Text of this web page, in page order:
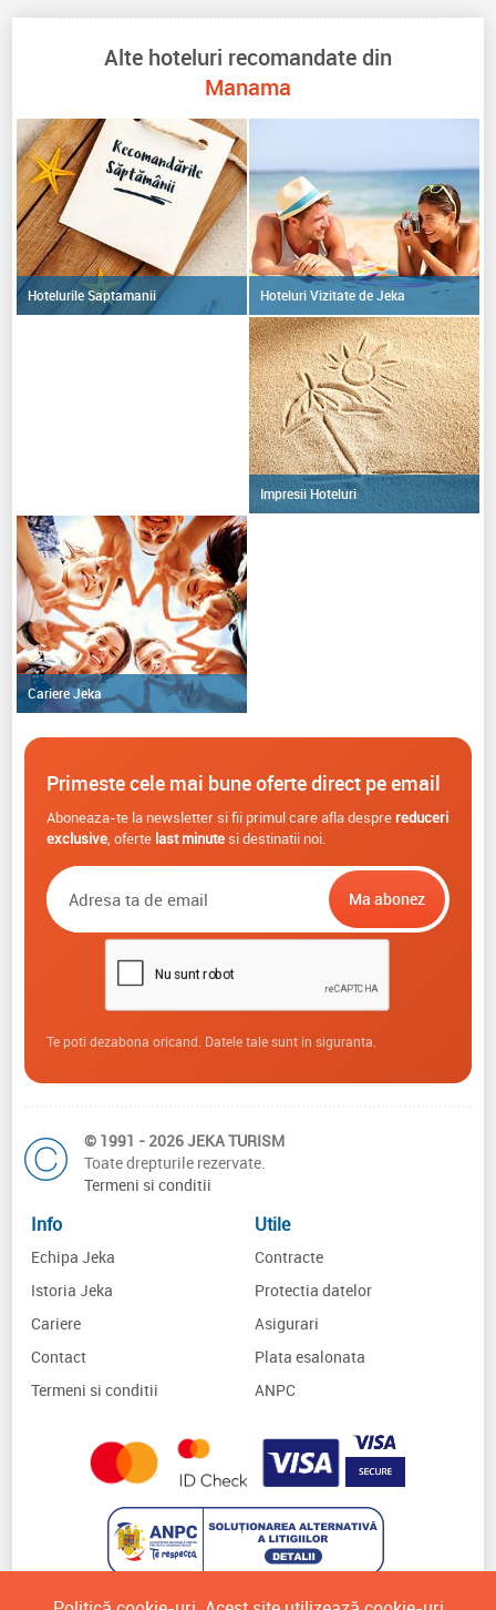
Alte hoteluri recomandate din
Manama
Hotelurile Saptamanii Hoteluri Vizitate de Jeka
Impresii Hoteluri
Cariere Jeka
Primeste cele mai bune oferte direct pe email
Aboneaza-te la newsletter si fii primul care afla despre reduceri
exclusive, oferte last minutesi destinatii noi.
Te poti dezabona oricand. Datele tale sunt in siguranta.
© 1991 - 2026 JEKA TURISM
Toate drepturile rezervate.
Termeni si conditii
Info
Echipa Jeka
Istoria Jeka
Cariere
Contact
Termeni si conditii
Utile
Contracte
Protectia datelor
Asigurari
Plata esalonata
ANPC